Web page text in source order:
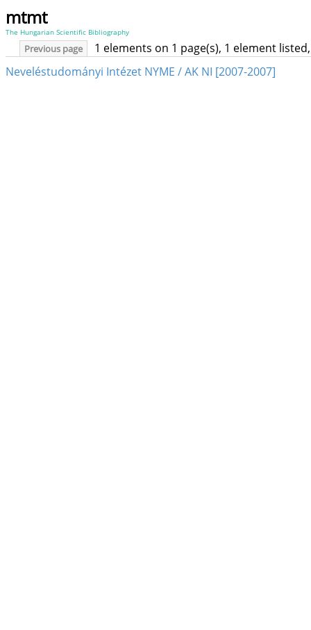
mtmt
The Hungarian Scientific Bibliography
Previous page
1 elements on 1 page(s), 1 element
Neveléstudományi Intézet NYME / AK NI [2007-2007]